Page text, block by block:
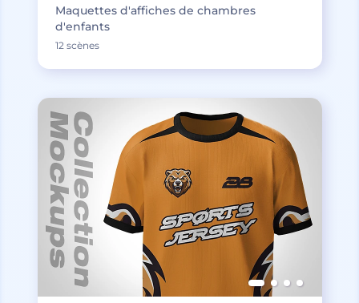
Maquettes d'affiches de chambres
d'enfants
12 scènes